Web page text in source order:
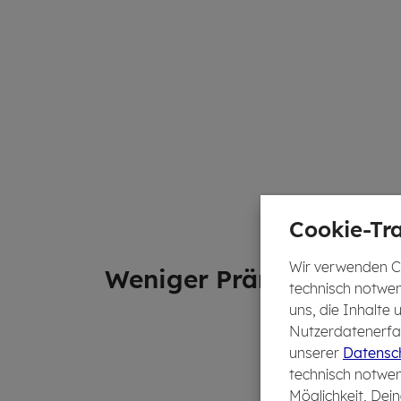
Cookie-
Wir verwenden
technisch
uns, die Inhalte
unserer
technisch
Möglichkeit,
We­ni­ger Prä­mie